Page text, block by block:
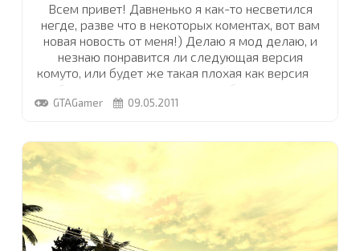
Всем привет! Давненько я как-то несветился
негде, разве что в некоторых коментах, вот вам
новая новость от меня!) Делаю я мод делаю, и
незнаю понравится ли следующая версия
комуто, или будет же такая плохая как версия
Скушно стало просто делать без критики,
немногие ждут этого мода но вот для них мои
сильный красноречивый ридми, а просто
розкажу так вкратце что и как.
И так дорогие мои,
GTAGamer 09.05.2011